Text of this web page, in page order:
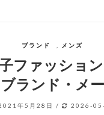
ブランド メンズ
子ファッショ
ブランド・メ
年5月28日 / 2026-